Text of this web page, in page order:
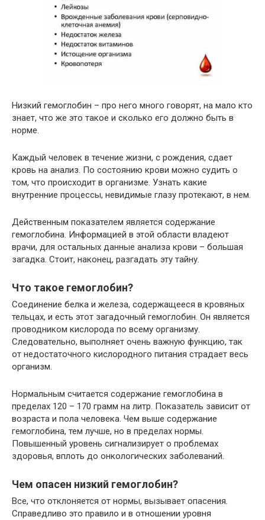
Низкий гемоглобин – про него много говорят, на мало кто
знает, что же это такое и сколько его должно быть в
норме.
Каждый человек в течение жизни, с рождения, сдает
кровь на анализ. По состоянию крови можно судить о
том, что происходит в организме. Узнать какие
внутренние процессы, невидимые глазу протекают, в нем.
Действенным показателем является содержание
гемоглобина. Информацией в этой области владеют
врачи, для остальных данные анализа крови – большая
загадка. Стоит, наконец, разгадать эту тайну.
Что такое гемоглобин?
Соединение белка и железа, содержащееся в кровяных
тельцах, и есть этот загадочный гемоглобин. Он является
проводником кислорода по всему организму.
Следовательно, выполняет очень важную функцию, так
от недостаточного кислородного питания страдает весь
организм.
Нормальным считается содержание гемоглобина в
пределах 120 – 170 грамм на литр. Показатель зависит от
возраста и пола человека. Чем выше содержание
гемоглобина, тем лучше, но в пределах нормы.
Повышенный уровень сигнализирует о проблемах
здоровья, вплоть до онкологических заболеваний.
Чем опасен низкий гемоглобин?
Все, что отклоняется от нормы, вызывает опасения.
Справедливо это правило и в отношении уровня